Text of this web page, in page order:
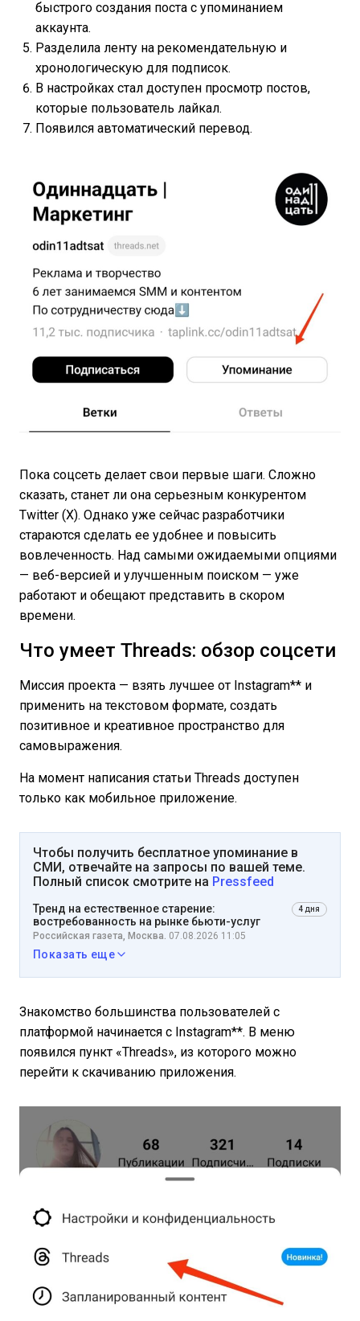
быстрого создания поста с упоминанием
аккаунта.
Разделила ленту на рекомендательную и
хронологическую для подписок.
В настройках стал доступен просмотр постов,
которые пользователь лайкал.
Появился автоматический перевод.
Пока соцсеть делает свои первые шаги. Сложно
сказать, станет ли она серьезным конкурентом
Twitter (X). Однако уже сейчас разработчики
стараются сделать ее удобнее и повысить
вовлеченность. Над самыми ожидаемыми опциями
— веб-версией и улучшенным поиском — уже
работают и обещают представить в скором
времени.
Что умеет Threads: обзор соцсети
Миссия проекта — взять лучшее от Instagram** и
применить на текстовом формате, создать
позитивное и креативное пространство для
самовыражения.
На момент написания статьи Threads доступен
только как мобильное приложение.
Чтобы получить бесплатное упоминание в
СМИ, отвечайте на запросы по вашей теме.
Полный список смотрите на Pressfeed
Тренд на естественное старение:
востребованность на рынке бьюти-услуг
4 дня
Российская газета, Москва. 07.08.2026 11:05
Показать еще
Знакомство большинства пользователей с
платформой начинается с Instagram**. В меню
появился пункт «Threads», из которого можно
перейти к скачиванию приложения.